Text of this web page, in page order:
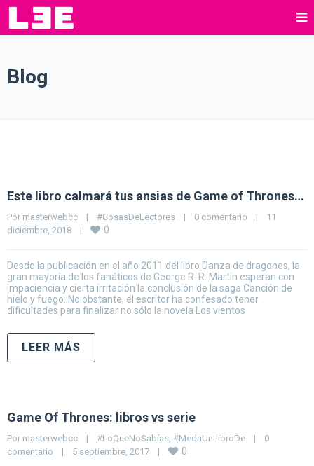
Blog
Este libro calmará tus ansias de Game of Thrones…
Por masterwebcc | #CosasDeLectores | 0 comentario |
11
diciembre, 2018 | 0
Desde la publicación en el año 2011 del libro Danza de dragones, la
gran mayoría de los fanáticos de George R. R. Martin esperan con
impaciencia y cierta irritación la conclusión de la saga Canción de
hielo y fuego. No obstante, el escritor ha confesado tener
dificultades para finalizar no sólo la novela Los vientos
LEER MÁS
Game Of Thrones: libros vs serie
Por masterwebcc | #LoQueNoSabías, #MedaUnLibroDe |
0
comentario
| 5 septiembre, 2017 | 0